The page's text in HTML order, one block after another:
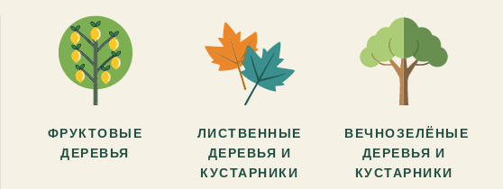
ФРУКТОВЫЕ
ДЕРЕВЬЯ
ЛИСТВЕННЫЕ
ДЕРЕВЬЯ И
КУСТАРНИКИ
ВЕЧНОЗЕЛЁНЫЕ
ДЕРЕВЬЯ И
КУСТАРНИКИ